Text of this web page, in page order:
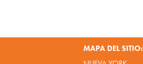
MAPA DEL SITIO: